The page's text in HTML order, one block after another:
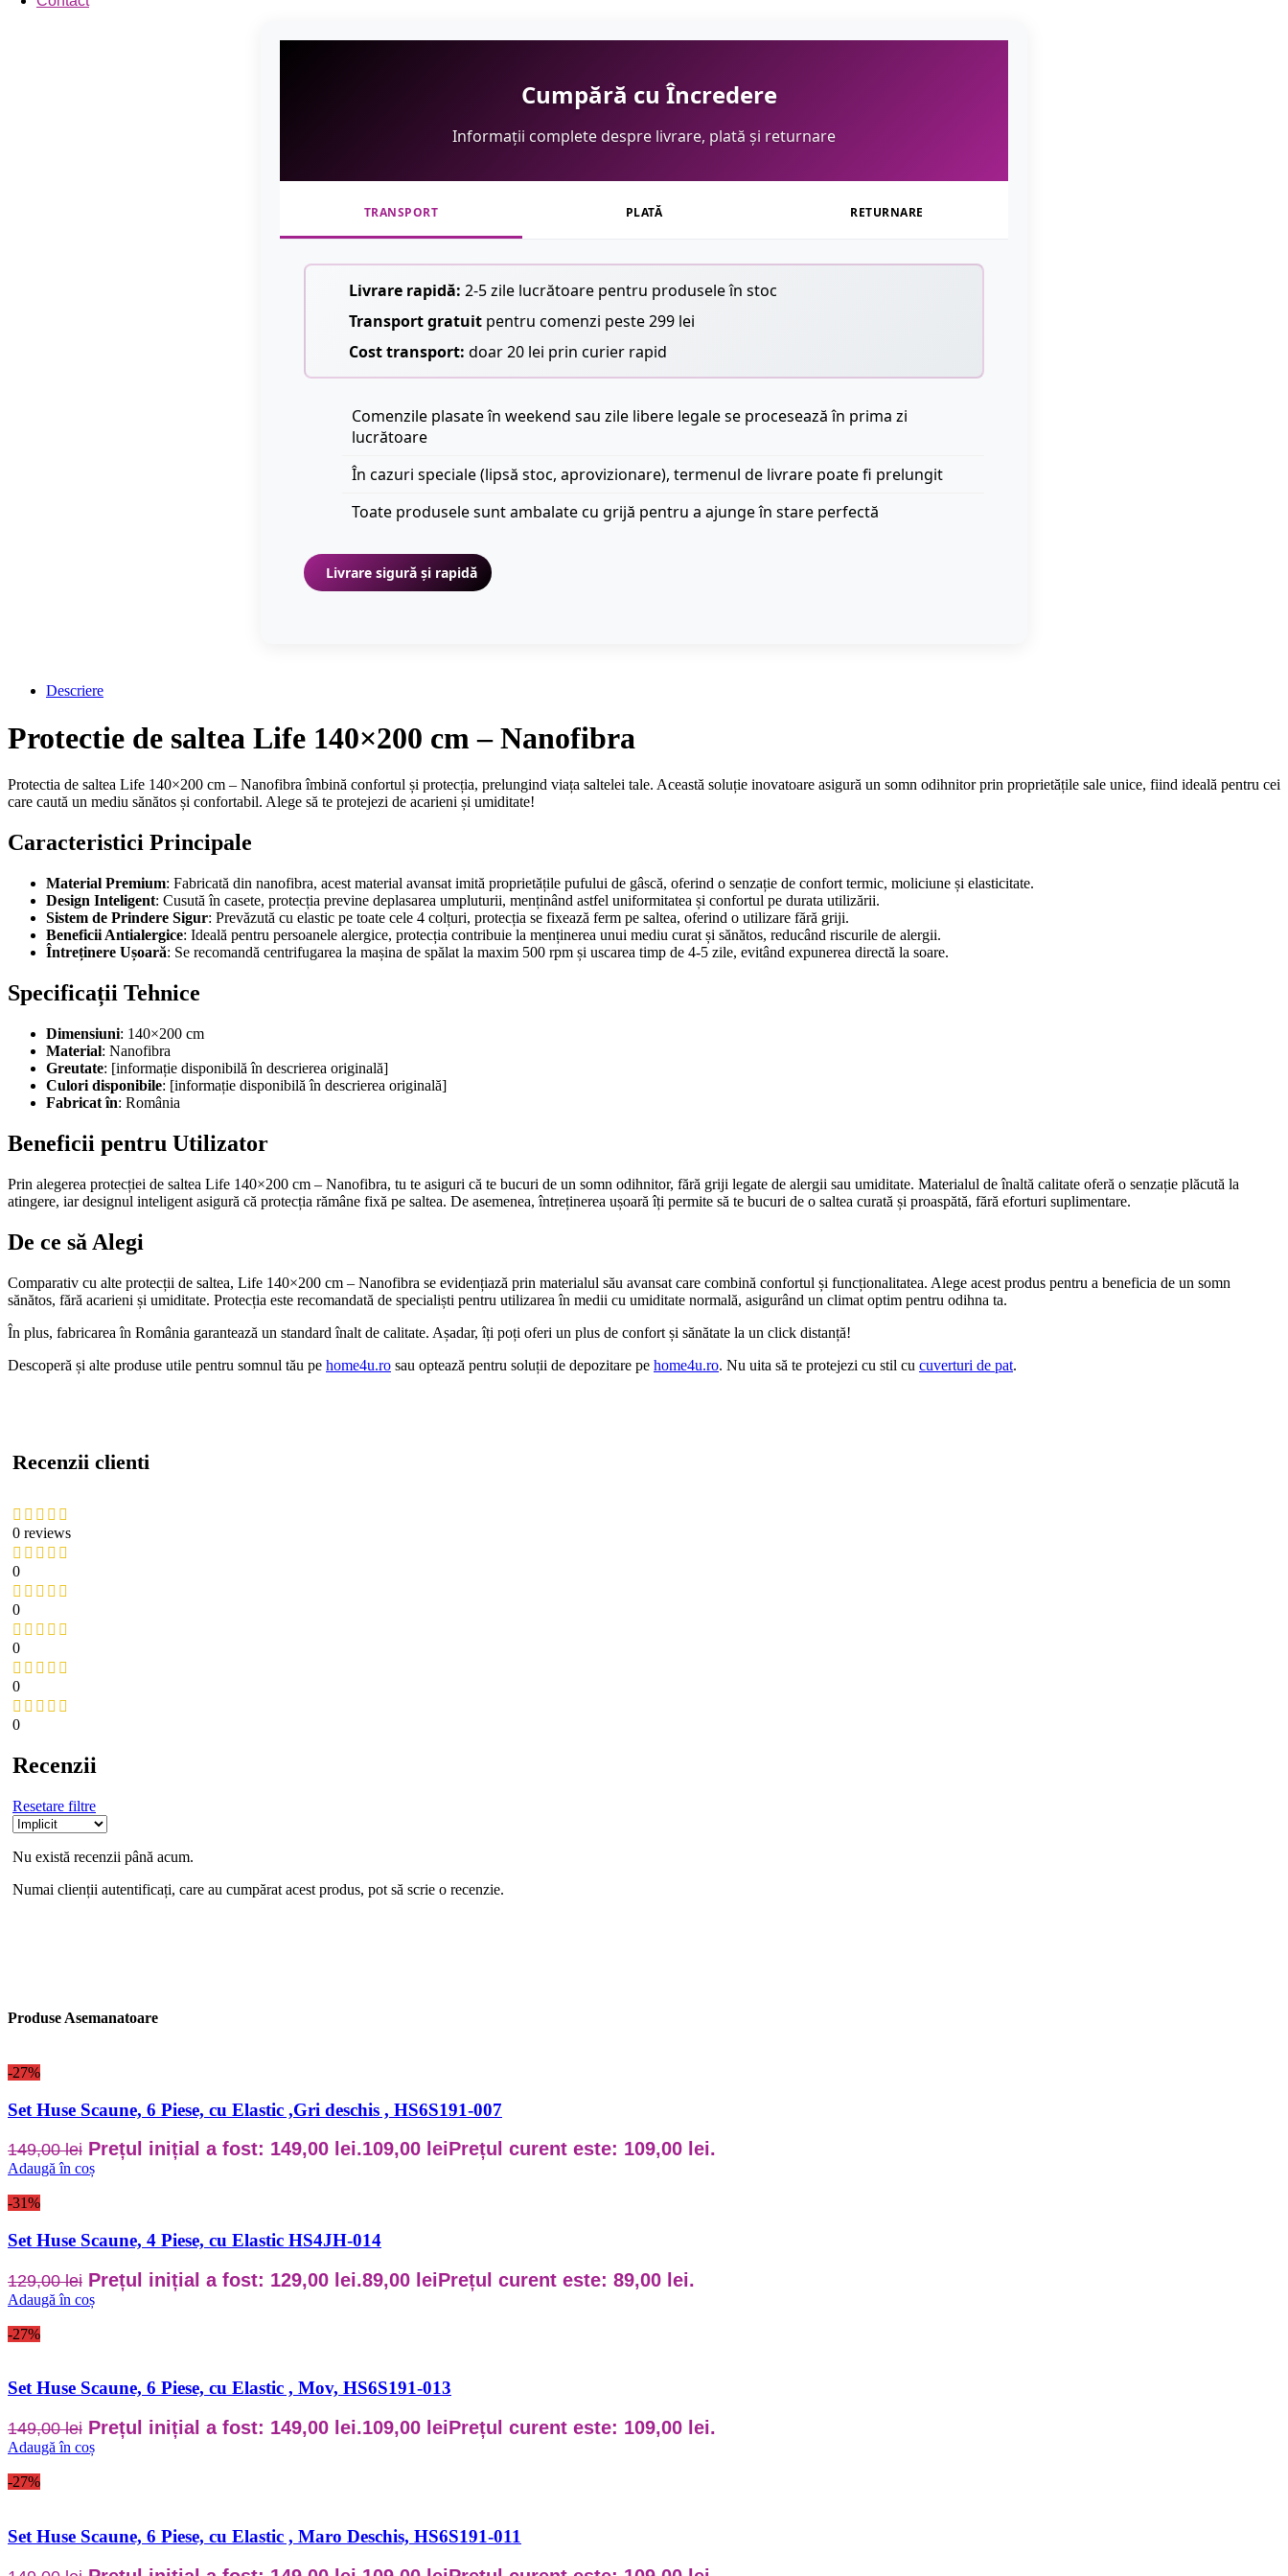
Cumpără cu Încredere
Informații complete despre livrare, plată și returnare
TRANSPORT PLATĂ RETURNARE
Livrare rapidă: 2-5 zile lucrătoare pentru produsele în stoc
Transport gratuit pentru comenzi peste 299 lei
Cost transport: doar 20 lei prin curier rapid
Comenzile plasate în weekend sau zile libere legale se procesează în prima zi
lucrătoare
În cazuri speciale (lipsă stoc, aprovizionare), termenul de livrare poate fi prelungit
Toate produsele sunt ambalate cu grijă pentru a ajunge în stare perfectă
Livrare sigură și rapidă
Descriere
Protectie de saltea Life 140×200 cm – Nanofibra
Protectia de saltea Life 140×200 cm – Nanofibra îmbină confortul și protecția, prelungind viața saltelei tale. Această soluție inovatoare asigură un somn odihnitor prin proprietățile sale unice, fiind ideală pentru cei
care caută un mediu sănătos și confortabil. Alege să te protejezi de acarieni și umiditate!
Caracteristici Principale
Material Premium: Fabricată din nanofibra, acest material avansat imită proprietățile pufului de gâscă, oferind o senzație de confort termic, moliciune și elasticitate.
Design Inteligent: Cusută în casete, protecția previne deplasarea umpluturii, menținând astfel uniformitatea și confortul pe durata utilizării.
Sistem de Prindere Sigur: Prevăzută cu elastic pe toate cele 4 colțuri, protecția se fixează ferm pe saltea, oferind o utilizare fără griji.
Beneficii Antialergice: Ideală pentru persoanele alergice, protecția contribuie la menținerea unui mediu curat și sănătos, reducând riscurile de alergii.
Întreținere Ușoară: Se recomandă centrifugarea la mașina de spălat la maxim 500 rpm și uscarea timp de 4-5 zile, evitând expunerea directă la soare.
Specificații Tehnice
Dimensiuni: 140×200 cm
Material: Nanofibra
Greutate: [informație disponibilă în descrierea originală]
Culori disponibile: [informație disponibilă în descrierea originală]
Fabricat în: România
Beneficii pentru Utilizator
Prin alegerea protecției de saltea Life 140×200 cm – Nanofibra, tu te asiguri că te bucuri de un somn odihnitor, fără griji legate de alergii sau umiditate. Materialul de înaltă calitate oferă o senzație plăcută la
atingere, iar designul inteligent asigură că protecția rămâne fixă pe saltea. De asemenea, întreținerea ușoară îți permite să te bucuri de o saltea curată și proaspătă, fără eforturi suplimentare.
De ce să Alegi
Comparativ cu alte protecții de saltea, Life 140×200 cm – Nanofibra se evidențiază prin materialul său avansat care combină confortul și funcționalitatea. Alege acest produs pentru a beneficia de un somn
sănătos, fără acarieni și umiditate. Protecția este recomandată de specialiști pentru utilizarea în medii cu umiditate normală, asigurând un climat optim pentru odihna ta.
În plus, fabricarea în România garantează un standard înalt de calitate. Așadar, îți poți oferi un plus de confort și sănătate la un click distanță!
Descoperă și alte produse utile pentru somnul tău pe home4u.ro sau optează pentru soluții de depozitare pe home4u.ro. Nu uita să te protejezi cu stil cu cuverturi de pat.
Recenzii clienti
0 reviews
0
0
0
0
0
Recenzii
Resetare filtre
Nu există recenzii până acum.
Numai clienții autentificați, care au cumpărat acest produs, pot să scrie o recenzie.
Produse Asemanatoare
-27%
Set Huse Scaune, 6 Piese, cu Elastic ,Gri deschis , HS6S191-007
149,00lei Prețul inițial a fost: 149,00 lei.109,00 leiPrețul curent este: 109,00 lei.
Adaugă în coș
-31%
Set Huse Scaune, 4 Piese, cu Elastic HS4JH-014
129,00lei Prețul inițial a fost: 129,00 lei.89,00 leiPrețul curent este: 89,00 lei.
Adaugă în coș
-27%
Set Huse Scaune, 6 Piese, cu Elastic , Mov, HS6S191-013
149,00lei Prețul inițial a fost: 149,00 lei.109,00 leiPrețul curent este: 109,00 lei.
Adaugă în coș
-27%
Set Huse Scaune, 6 Piese, cu Elastic , Maro Deschis, HS6S191-011